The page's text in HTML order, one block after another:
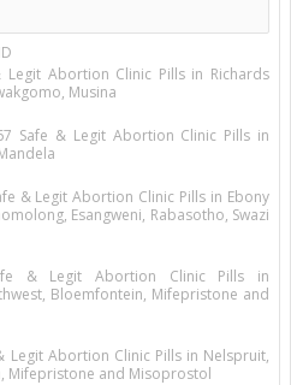
Legit Abortion Clinic Pills in Richards
Musina
Safe & Legit Abortion Clinic Pills in
& Legit Abortion Clinic Pills in Ebony
Esangweni, Rabasotho, Swazi
& Legit Abortion Clinic Pills in
Bloemfontein, Mifepristone and
Legit Abortion Clinic Pills in Nelspruit,
Mifepristone and Misoprostol